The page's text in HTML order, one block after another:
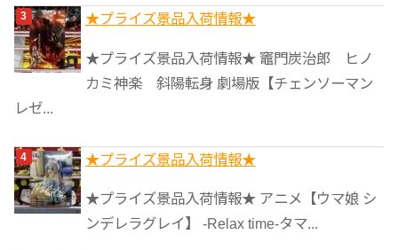
★プライズ景品入荷情報★
★プライズ景品入荷情報★ 竈門炭治郎 ヒノ
カミ神楽 斜陽転身 劇場版【チェンソーマン
レゼ...
★プライズ景品入荷情報★
★プライズ景品入荷情報★ アニメ【ウマ娘 シ
ンデレラグレイ】 -Relax time-タマ...